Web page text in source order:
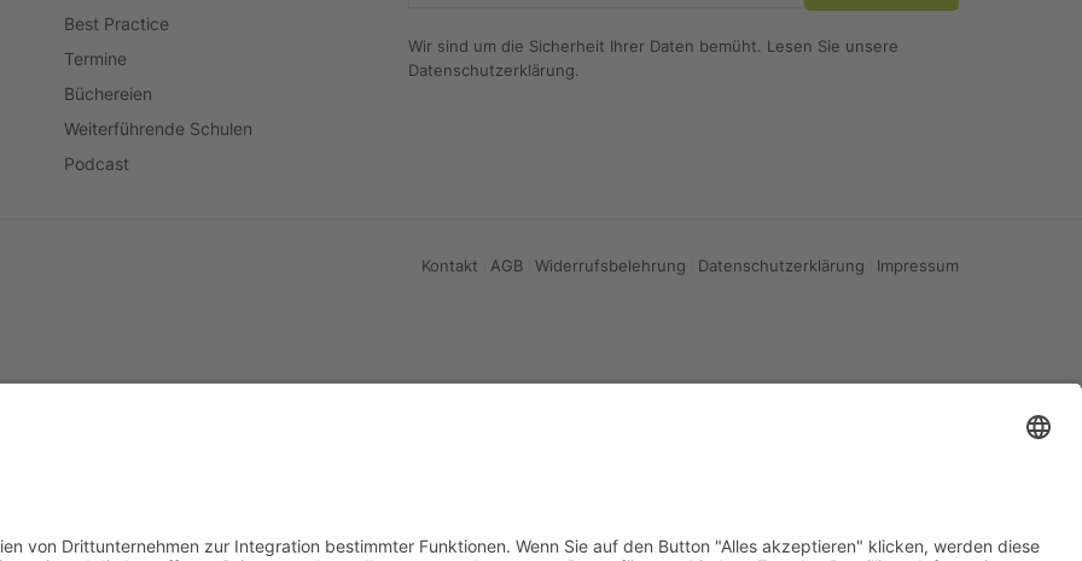
Best Practice
Termine
Büchereien
Weiterführende Schulen
Podcast
Wir sind um die Sicherheit Ihrer Daten bemüht. Lesen Sie unsere
Datenschutzerklärung.
Kontakt AGB Widerrufsbelehrung Datenschutzerklärung Impressum